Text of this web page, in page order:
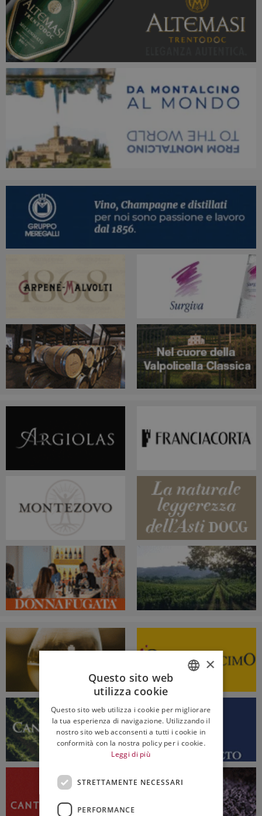
ENGLISH
×
Questo sito web
utilizza cookie
Questo sito web utilizza i cookie per migliorare
la tua esperienza di navigazione. Utilizzando il
nostro sito web acconsenti a tutti i cookie in
conformità con la nostra policy per i cookie.
Leggi di più
STRETTAMENTE NECESSARI
PERFORMANCE